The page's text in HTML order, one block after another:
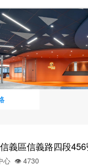
室：專注工作的私密
屬座位 •自由座位：靈
施-配備最新科技的會
洽談或團隊討論，都
義區信義路四段
心 👁️‍ 4730